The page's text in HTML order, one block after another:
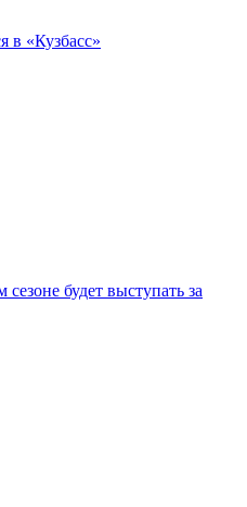
в «Кузбасс»
будет выступать за